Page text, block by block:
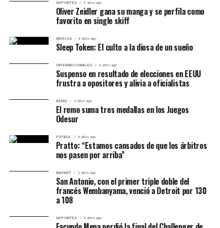
DEPORTES 5 años ago
Oliver Zeidler gana su manga y se perfila como
favorito en single skiff
MÚSICA 4 años ago
Sleep Token: El culto a la diosa de un sueño
INTERNACIONALES 4 años ago
Suspenso en resultado de elecciones en EEUU
frustra a opositores y alivia a oficialistas
REMO 4 años ago
El remo suma tres medallas en los Juegos
Odesur
FUTBOL 4 años ago
Pratto: “Estamos cansados de que los árbitros
nos pasen por arriba”
BASKET 3 años ago
San Antonio, con el primer triple doble del
francés Wembanyama, venció a Detroit por 130
a 108
DEPORTES 5 años ago